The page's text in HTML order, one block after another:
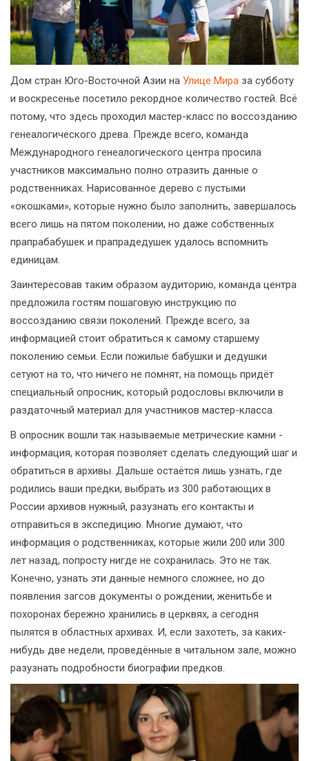
Дом стран Юго-Восточной Азии на Улице Мира за субботу
и воскресенье посетило рекордное количество гостей. Всё
потому, что здесь проходил мастер-класс по воссозданию
генеалогического древа. Прежде всего, команда
Международного генеалогического центра просила
участников максимально полно отразить данные о
родственниках. Нарисованное дерево с пустыми
«окошками», которые нужно было заполнить, завершалось
всего лишь на пятом поколении, но даже собственных
прапрабабушек и прапрадедушек удалось вспомнить
единицам.
Заинтересовав таким образом аудиторию, команда центра
предложила гостям пошаговую инструкцию по
воссозданию связи поколений. Прежде всего, за
информацией стоит обратиться к самому старшему
поколению семьи. Если пожилые бабушки и дедушки
сетуют на то, что ничего не помнят, на помощь придёт
специальный опросник, который родословы включили в
раздаточный материал для участников мастер-класса.
В опросник вошли так называемые метрические камни -
информация, которая позволяет сделать следующий шаг и
обратиться в архивы. Дальше остаётся лишь узнать, где
родились ваши предки, выбрать из 300 работающих в
России архивов нужный, разузнать его контакты и
отправиться в экспедицию. Многие думают, что
информация о родственниках, которые жили 200 или 300
лет назад, попросту нигде не сохранилась. Это не так.
Конечно, узнать эти данные немного сложнее, но до
появления загсов документы о рождении, женитьбе и
похоронах бережно хранились в церквях, а сегодня
пылятся в областных архивах. И, если захотеть, за каких-
нибудь две недели, проведённые в читальном зале, можно
разузнать подробности биографии предков.